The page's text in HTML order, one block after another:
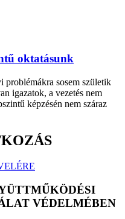
oktatásunk
problémákra sosem születik
igazatok, a vezetés nem
képzésén nem száraz
VÉDELMÉBEN